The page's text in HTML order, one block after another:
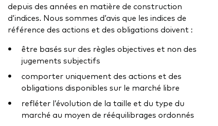
Avec l’aide d’un conseiller financier tiers
Par l’intermédiaire d’un compte de courtage en
Ressources destinées aux investisseurs
Centre fiscal
Indices de référence
Régime de réinvestissement des distributions
Vote par procuration
depuis des années en matière de construction
d’indices. Nous sommes d’avis que les indices de
référence des actions et des obligations doivent :
être basés sur des règles objectives et non des
jugements subjectifs
comporter uniquement des actions et des
obligations disponibles sur le marché libre
refléter l’évolution de la taille et du type du
marché au moyen de rééquilibrages ordonnés